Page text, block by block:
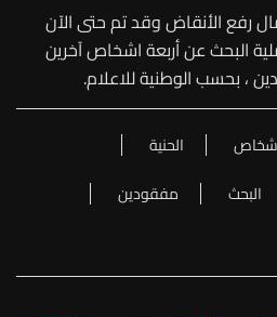
رفع الأنقاض وقد تم حتى الآن
البحث عن أربعة اشخاص آخرين
، بحسب الوطنية للاعلام.
الحنية
البحث
مفقودين